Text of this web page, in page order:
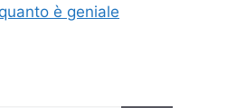
è geniale